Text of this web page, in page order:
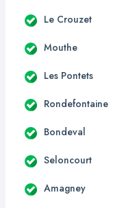
Le Crouzet
Mouthe
Les Pontets
Rondefontaine
Bondeval
Seloncourt
Amagney